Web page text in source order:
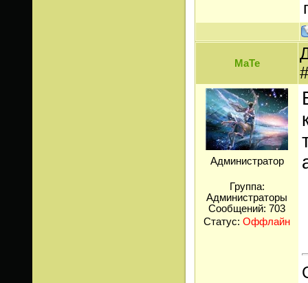
МаТе
Администратор
Группа:
Администраторы
Сообщений: 703
Статус: Оффлайн